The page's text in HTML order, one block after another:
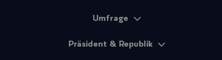
Umfrage
Präsident & Republik